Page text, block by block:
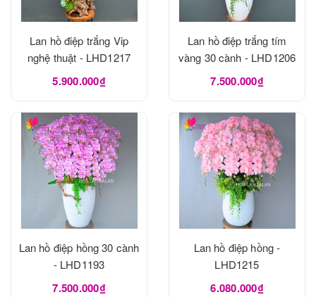
Lan hồ điệp trắng Vip
nghệ thuật - LHD1217
5.900.000₫
Lan hồ điệp trắng tím
vàng 30 cành - LHD1206
7.500.000₫
Lan hồ điệp hồng 30 cành
- LHD1193
7.500.000₫
Lan hồ điệp hồng -
LHD1215
6.080.000₫